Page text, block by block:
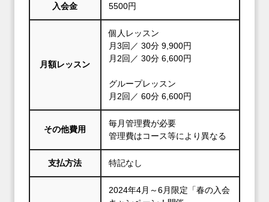
入会金 5500円
月額レッスン
個人レッスン
月3回／ 30分 9,900円
月2回／ 30分 6,600円
グループレッスン
月2回／ 60分 6,600円
その他費用
毎月管理費が必要
管理費はコース等により異なる
支払方法 特記なし
2024年4月～6月限定「春の入会